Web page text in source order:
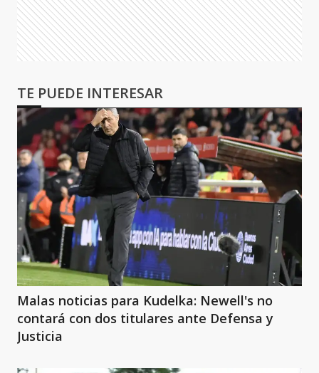
TE PUEDE INTERESAR
Malas noticias para Kudelka: Newell's no
contará con dos titulares ante Defensa y
Justicia